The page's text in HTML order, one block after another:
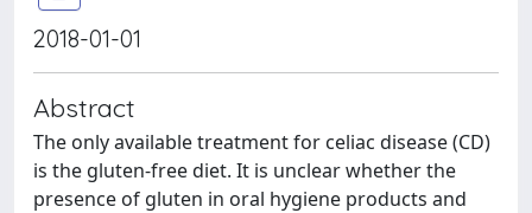
2018-01-01
Abstract
The only available treatment for celiac disease (CD)
is the gluten-free diet. It is unclear whether the
presence of gluten in oral hygiene products and